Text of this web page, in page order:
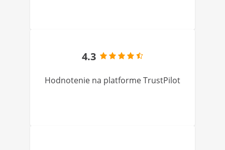
4.3
Hodnotenie na platforme TrustPilot